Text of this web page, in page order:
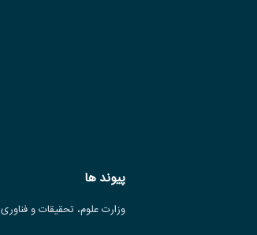
پیوند ها
وزارت علوم، تحقیقات و فناوری